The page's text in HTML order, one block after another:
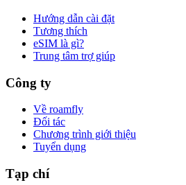
Hướng dẫn cài đặt
Tương thích
eSIM là gì?
Trung tâm trợ giúp
Công ty
Về roamfly
Đối tác
Chương trình giới thiệu
Tuyển dụng
Tạp chí